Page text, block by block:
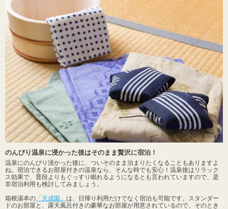
のんびり温泉に浸かった後はそのまま贅沢に宿泊！
温泉にのんびり浸かった後に、ついそのまま泊まりたくなることもありますよ
ね。宿泊できるお部屋付きの温泉なら、そんな時でも安心！温泉後はリラック
ス効果で、普段よりもぐっすり眠れるようになるとも言われていますので、是
非宿泊利用も検討してみましょう。
箱根湯本の 「天成園」 は、日帰り利用だけでなく宿泊も可能です。スタンダー
ドのお部屋と、露天風呂付きの豪華なお部屋が用意されているので、そのとき